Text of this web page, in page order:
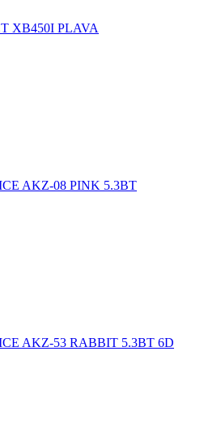
XB450I PLAVA
AKZ-08 PINK 5.3BT
AKZ-53 RABBIT 5.3BT 6D